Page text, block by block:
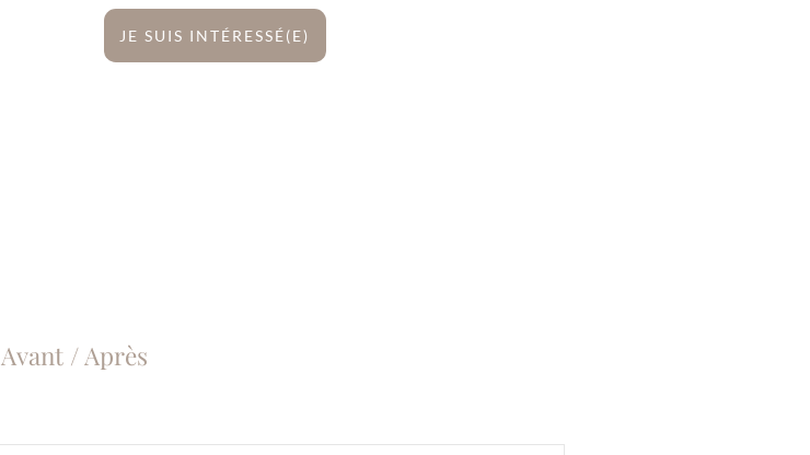
JE SUIS INTÉRESSÉ(E)
Avant / Après